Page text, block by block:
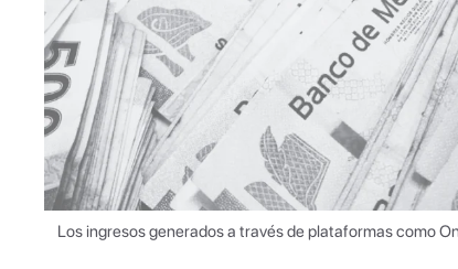
Los ingresos generados a través de plataformas como